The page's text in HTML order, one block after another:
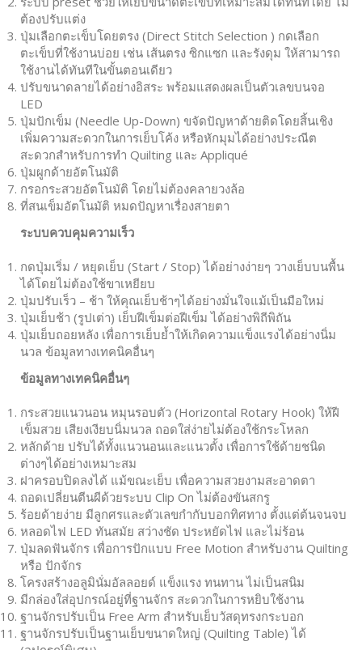
ต้องปรับแต่ง
ปุ่มเลือกตะเข็บโดยตรง (Direct Stitch Selection ) กดเลือก
ตะเข็บที่ใช้งานบ่อย เช่น เส้นตรง ซิกแซก และรังดุม ให้สามารถ
ใช้งานได้ทันทีในขั้นตอนเดียว
ปรับขนาดลายได้อย่างอิสระ พร้อมแสดงผลเป็นตัวเลขบนจอ
LED
ปุ่มปักเข็ม (Needle Up-Down) ขจัดปัญหาด้ายติดโดยสิ้นเชิง
เพิ่มความสะดวกในการเย็บโค้ง หรือหักมุมได้อย่างประณีต
สะดวกสำหรับการทำ Quilting และ Appliqué
ปุ่มผูกด้ายอัตโนมัติ
กรอกระสวยอัตโนมัติ โดยไม่ต้องคลายวงล้อ
ที่สนเข็มอัตโนมัติ หมดปัญหาเรื่องสายตา
ระบบควบคุมความเร็ว
กดปุ่มเริ่ม / หยุดเย็บ (Start / Stop) ได้อย่างง่ายๆ วางเย็บบนพื้น
ได้โดยไม่ต้องใช้ขาเหยียบ
ปุ่มปรับเร็ว – ช้า ให้คุณเย็บช้าๆได้อย่างมั่นใจแม้เป็นมือใหม่
ปุ่มเย็บช้า (รูปเต่า) เย็บฝีเข็มต่อฝีเข็ม ได้อย่างพิถีพิถัน
ปุ่มเย็บถอยหลัง เพื่อการเย็บย้ำให้เกิดความแข็งแรงได้อย่างนิ่ม
นวล ข้อมูลทางเทคนิคอื่นๆ
ข้อมูลทางเทคนิคอื่นๆ
กระสวยแนวนอน หมุนรอบตัว (Horizontal Rotary Hook) ให้ฝี
เข็มสวย เสียงเงียบนิ่มนวล ถอดใส่ง่ายไม่ต้องใช้กระโหลก
หลักด้าย ปรับได้ทั้งแนวนอนและแนวตั้ง เพื่อการใช้ด้ายชนิด
ต่างๆได้อย่างเหมาะสม
ฝาครอบปิดลงได้ แม้ขณะเย็บ เพื่อความสวยงามสะอาดตา
ถอดเปลี่ยนตีนผีด้วยระบบ Clip On ไม่ต้องขันสกรู
ร้อยด้ายง่าย มีลูกศรและตัวเลขกำกับบอกทิศทาง ตั้งแต่ต้นจนจบ
หลอดไฟ LED ทันสมัย สว่างชัด ประหยัดไฟ และไม่ร้อน
ปุ่มลดฟันจักร เพื่อการปักแบบ Free Motion สำหรับงาน Quilting
หรือ ปักจักร
โครงสร้างอลูมินั่มอัลลอยด์ แข็งแรง ทนทาน ไม่เป็นสนิม
มีกล่องใส่อุปกรณ์อยู่ที่ฐานจักร สะดวกในการหยิบใช้งาน
ฐานจักรปรับเป็น Free Arm สำหรับเย็บวัสดุทรงกระบอก
ฐานจักรปรับเป็นฐานเย็บขนาดใหญ่ (Quilting Table) ได้